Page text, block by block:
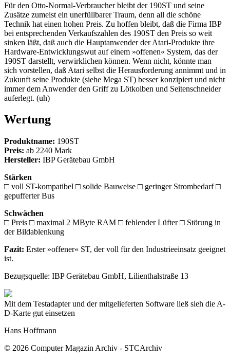
Für den Otto-Normal-Verbraucher bleibt der 190ST und seine
Zusätze zumeist ein unerfüllbarer Traum, denn all die schöne
Technik hat einen hohen Preis. Zu hoffen bleibt, daß die Firma IBP
bei entsprechenden Verkaufszahlen des 190ST den Preis so weit
sinken läßt, daß auch die Hauptanwender der Atari-Produkte ihre
Hardware-Entwicklungswut auf einem »offenen« System, das der
190ST darstellt, verwirklichen können. Wenn nicht, könnte man
sich vorstellen, daß Atari selbst die Herausforderung annimmt und in
Zukunft seine Produkte (siehe Mega ST) besser konzipiert und nicht
immer dem Anwender den Griff zu Lötkolben und Seitenschneider
auferlegt. (uh)
Wertung
Produktname: 190ST
Preis: ab 2240 Mark
Hersteller: IBP Gerätebau GmbH
Stärken
□ voll ST-kompatibel □ solide Bauweise □ geringer Strombedarf □
gepufferter Bus
Schwächen
□ Preis □ maximal 2 MByte RAM □ fehlender Lüfter □ Störung in
der Bildablenkung
Fazit: Erster »offener« ST, der voll für den Industrieeinsatz geeignet
ist.
Bezugsquelle: IBP Gerätebau GmbH, Lilienthalstraße 13
Mit dem Testadapter und der mitgelieferten Software ließ sieh die A-
D-Karte gut einsetzen
Hans Hoffmann
© 2026 Computer Magazin Archiv - STCArchiv